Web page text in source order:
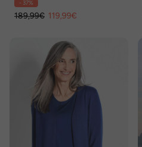
- 37%
189,99€ 119,99€